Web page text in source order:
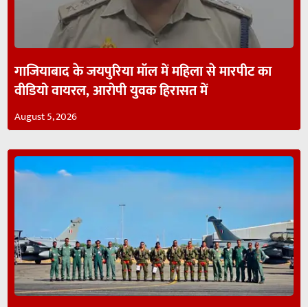
गाजियाबाद के जयपुरिया मॉल में महिला से मारपीट का
वीडियो वायरल, आरोपी युवक हिरासत में
August 5, 2026